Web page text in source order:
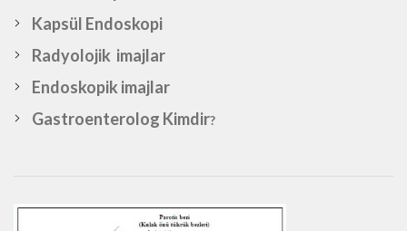
Kapsül Endoskopi
Radyolojik imajlar
Endoskopik imajlar
Gastroenterolog Kimdir?